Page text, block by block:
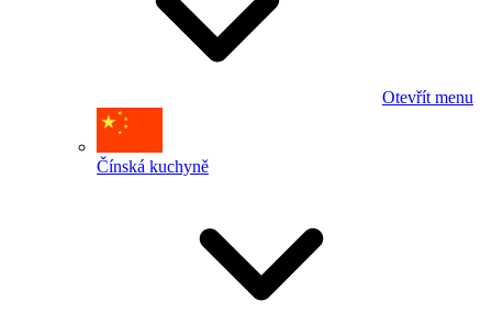
Otevřít menu
Čínská kuchyně